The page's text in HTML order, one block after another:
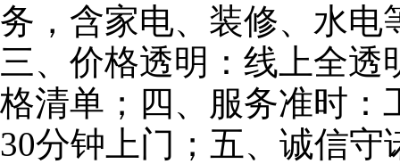
务，含家电、装修、水电
三、价格透明：线上全
格清单；四、服务准时：
30分钟上门；五、诚信